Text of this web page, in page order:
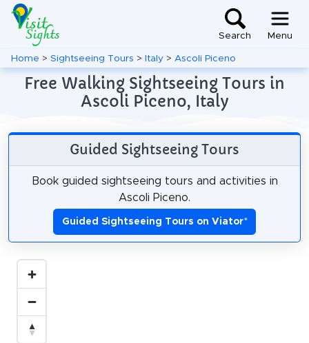
Search Menu
Home > Sightseeing Tours > Italy > Ascoli Piceno
Free Walking Sightseeing Tours in
Ascoli Piceno, Italy
Guided Sightseeing Tours
Book guided sightseeing tours and activities in
Ascoli Piceno.
Guided Sightseeing Tours on Viator*